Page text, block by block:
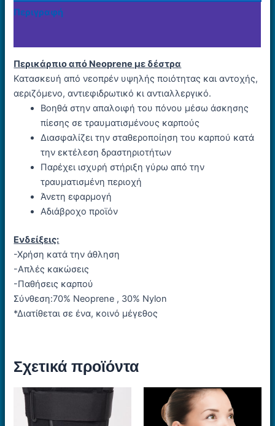
Περιγραφή
Περικάρπιο από Neoprene με δέστρα
Κατασκευή από νεοπρέν υψηλής ποιότητας και αντοχής,
αεριζόμενο, αντιεφιδρωτικό κι αντιαλλεργικό.
Βοηθά στην απαλοιφή του πόνου μέσω άσκησης
πίεσης σε τραυματισμένους καρπούς
Διασφαλίζει την σταθεροποίηση του καρπού κατά
την εκτέλεση δραστηριοτήτων
Παρέχει ισχυρή στήριξη γύρω από την
τραυματισμένη περιοχή
Άνετη εφαρμογή
Αδιάβροχο προϊόν
Ενδείξεις:
-Χρήση κατά την άθληση
-Απλές κακώσεις
-Παθήσεις καρπού
Σύνθεση:70% Neoprene , 30% Nylon
*Διατίθεται σε ένα, κοινό μέγεθος
Σχετικά προϊόντα